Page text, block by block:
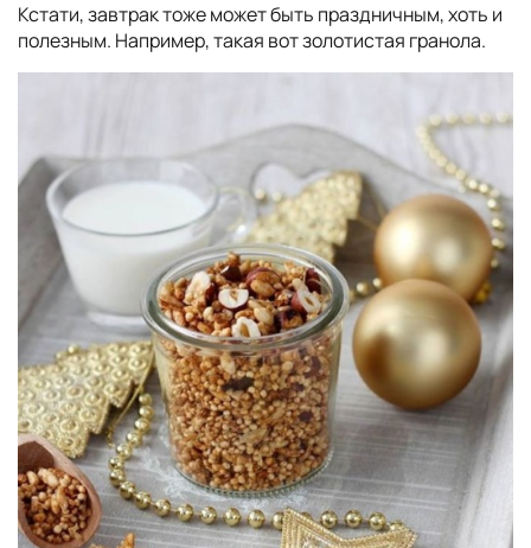
Кстати, завтрак тоже может быть праздничным, хоть и
полезным. Например, такая вот золотистая гранола.